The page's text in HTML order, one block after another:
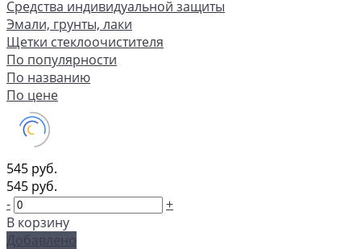
Средства индивидуальной защиты
Эмали, грунты, лаки
Щетки стеклоочистителя
По популярности
По названию
По цене
545 руб.
545 руб.
-
+
В корзину
Добавлено